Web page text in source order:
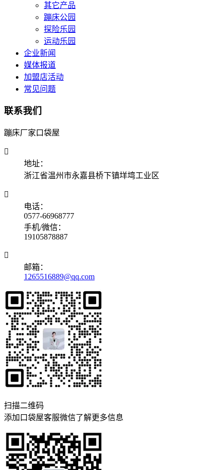
其它产品
蹦床公园
探险乐园
运动乐园
企业新闻
媒体报道
加盟店活动
常见问题
联系我们
蹦床厂家口袋屋

地址：
浙江省温州市永嘉县桥下镇垟塆工业区

电话：
0577-66968777
手机/微信：
19105878887

邮箱：
1265516889@qq.com
扫描二维码
添加口袋屋客服微信了解更多信息